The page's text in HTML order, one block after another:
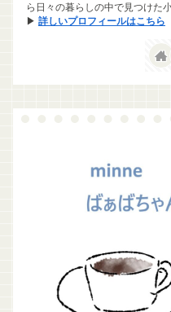
ら日々の暮らしの中で見つけた
▶ 詳しいプロフィールはこちら